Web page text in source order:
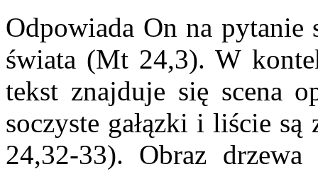
Odpowiada On na pytanie
świata (Mt 24,3). W
tekst znajduje się scena
soczyste gałązki i liście
24,32-33). Obraz